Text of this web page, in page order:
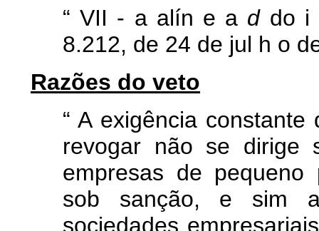
“VII - a alín e a d do i
8.212, de 24 de jul h o
Razões do veto
“A exigência constante
revogar não se dirige
empresas de pequeno
sob sanção, e sim
sociedades